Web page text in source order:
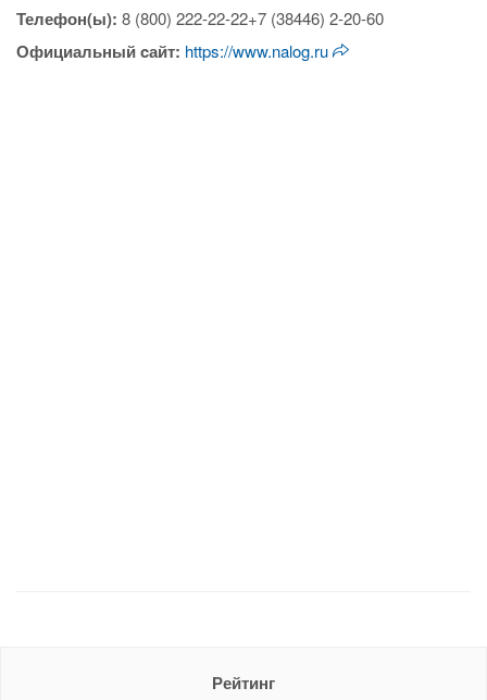
Телефон(ы): 8 (800) 222-22-22+7 (38446) 2-20-60
Официальный cайт: https://www.nalog.ru
Рейтинг